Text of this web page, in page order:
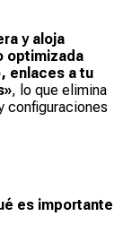
y aloja
optimizada
enlaces a tu
, lo que elimina
configuraciones
es importante